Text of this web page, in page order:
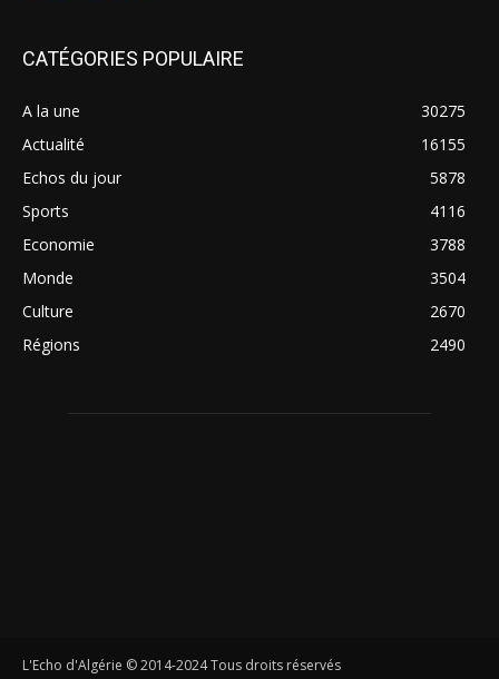
CATÉGORIES POPULAIRE
A la une
30275
Actualité
16155
Echos du jour
5878
Sports
4116
Economie
3788
Monde
3504
Culture
2670
Régions
2490
L'Echo d'Algérie © 2014-2024 Tous droits réservés